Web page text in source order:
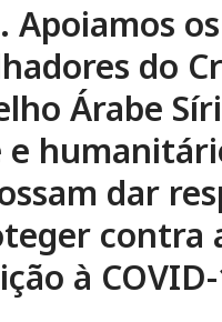
os
do
Árabe
e
dar
contra
à